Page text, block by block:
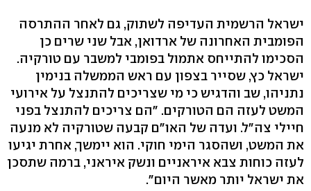
ישראל הרשמית העדיפה לשתוק, גם לאחר ההתרסה
הפומבית האחרונה של ארדואן, אבל שני שרים כן
הסכימו להתייחס אתמול בפומבי למשבר עם טורקיה.
ישראל כץ, שסייר בצפון עם ראש הממשלה בנימין
נתניהו, שב והדגיש כי מי שצריכים להתנצל על אירועי
המשט לעזה הם הטורקים. "הם צריכים להתנצל בפני
חיילי צה"ל. ועדה של האו"ם קבעה שטורקיה לא מנעה
את המשט, ושהסגר הימי חוקי. הוא יימשך, אחרת יגיעו
לעזה כוחות צבא איראניים ונשק איראני, ברמה שתסכן
את ישראל יותר מאשר היום".